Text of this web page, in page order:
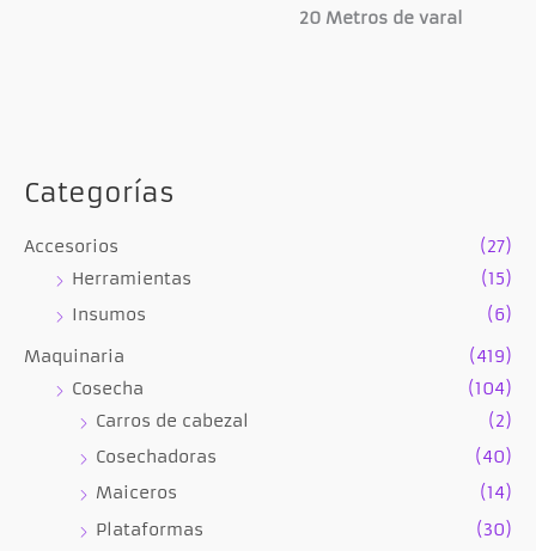
Categorías
Accesorios
(27)
Herramientas
(15)
Insumos
(6)
Maquinaria
(419)
Cosecha
(104)
Carros de cabezal
(2)
Cosechadoras
(40)
Maiceros
(14)
Plataformas
(30)
20 Metros de varal